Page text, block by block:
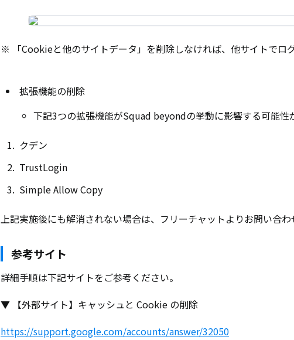
※ 「Cookieと他のサイトデータ」を削除しなければ、他サイトでロ
拡張機能の削除
下記3つの拡張機能がSquad beyondの挙動に影響する可能性
クデン
TrustLogin
Simple Allow Copy
上記実施後にも解消されない場合は、フリーチャットよりお問い合わ
参考サイト
詳細手順は下記サイトをご参考ください。
▼ 【外部サイト】キャッシュと Cookie の削除
https://support.google.com/accounts/answer/32050